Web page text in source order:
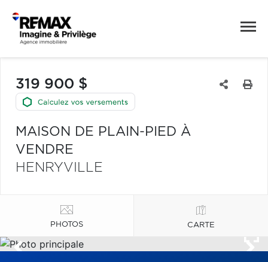
319 900 $
MAISON DE PLAIN-PIED À
VENDRE
HENRYVILLE
PHOTOS CARTE